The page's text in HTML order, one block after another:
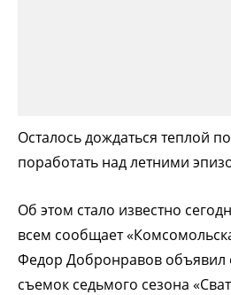
Осталось дождаться теплой
поработать над летними
Об этом стало известно
всем сообщает
Федор Добронравов объявил
съемок седьмого сезона